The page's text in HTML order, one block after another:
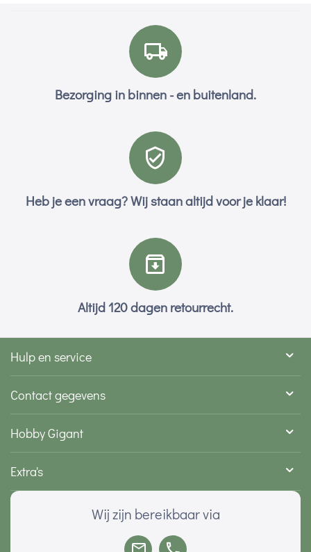
Bezorging in binnen - en buitenland.
Heb je een vraag? Wij staan altijd voor je klaar!
Altijd 120 dagen retourrecht.
Hulp en service
Contact gegevens
Hobby Gigant
Extra's
Wij zijn bereikbaar via